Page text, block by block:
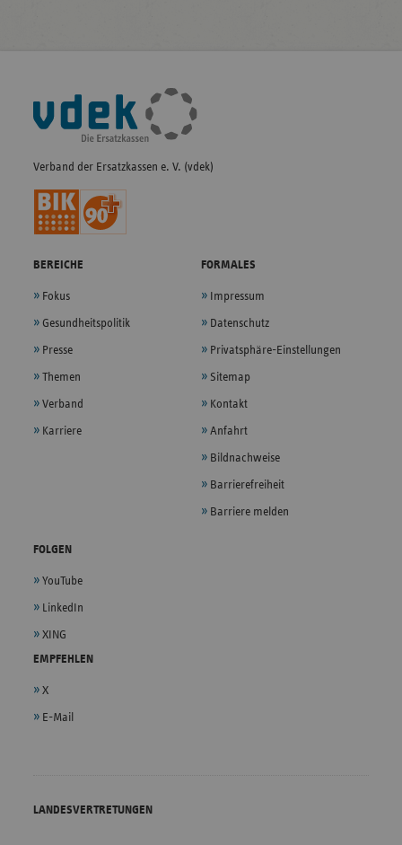
Fußleisten-
Navigation
Verband der Ersatzkassen e. V. (vdek)
BEREICHE
Fokus
Gesundheitspolitik
Presse
Themen
Verband
Karriere
FORMALES
Impressum
Datenschutz
Privatsphäre-Einstellungen
Sitemap
Kontakt
Anfahrt
Bildnachweise
Barrierefreiheit
Barriere melden
FOLGEN
YouTube
LinkedIn
XING
EMPFEHLEN
X
E-Mail
LANDESVERTRETUNGEN